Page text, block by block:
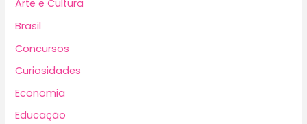
Arte e Cultura
Brasil
Concursos
Curiosidades
Economia
Educação